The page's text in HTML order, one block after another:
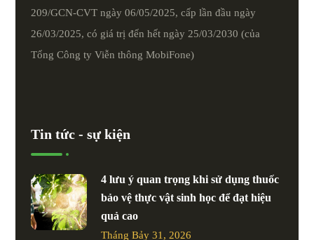
209/GCN-CVT ngày 06/05/2025, cấp lần đầu ngày
26/03/2025, có giá trị đến hết ngày 25/03/2030 (của
Tổng Công ty Viễn thông MobiFone)
Tin tức - sự kiện
4 lưu ý quan trọng khi sử dụng thuốc
bảo vệ thực vật sinh học để đạt hiệu
quả cao
Tháng Bảy 31, 2026